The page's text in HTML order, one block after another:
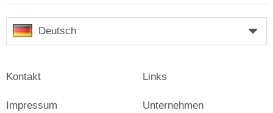
Deutsch
Kontakt
Impressum
Links
Unternehmen